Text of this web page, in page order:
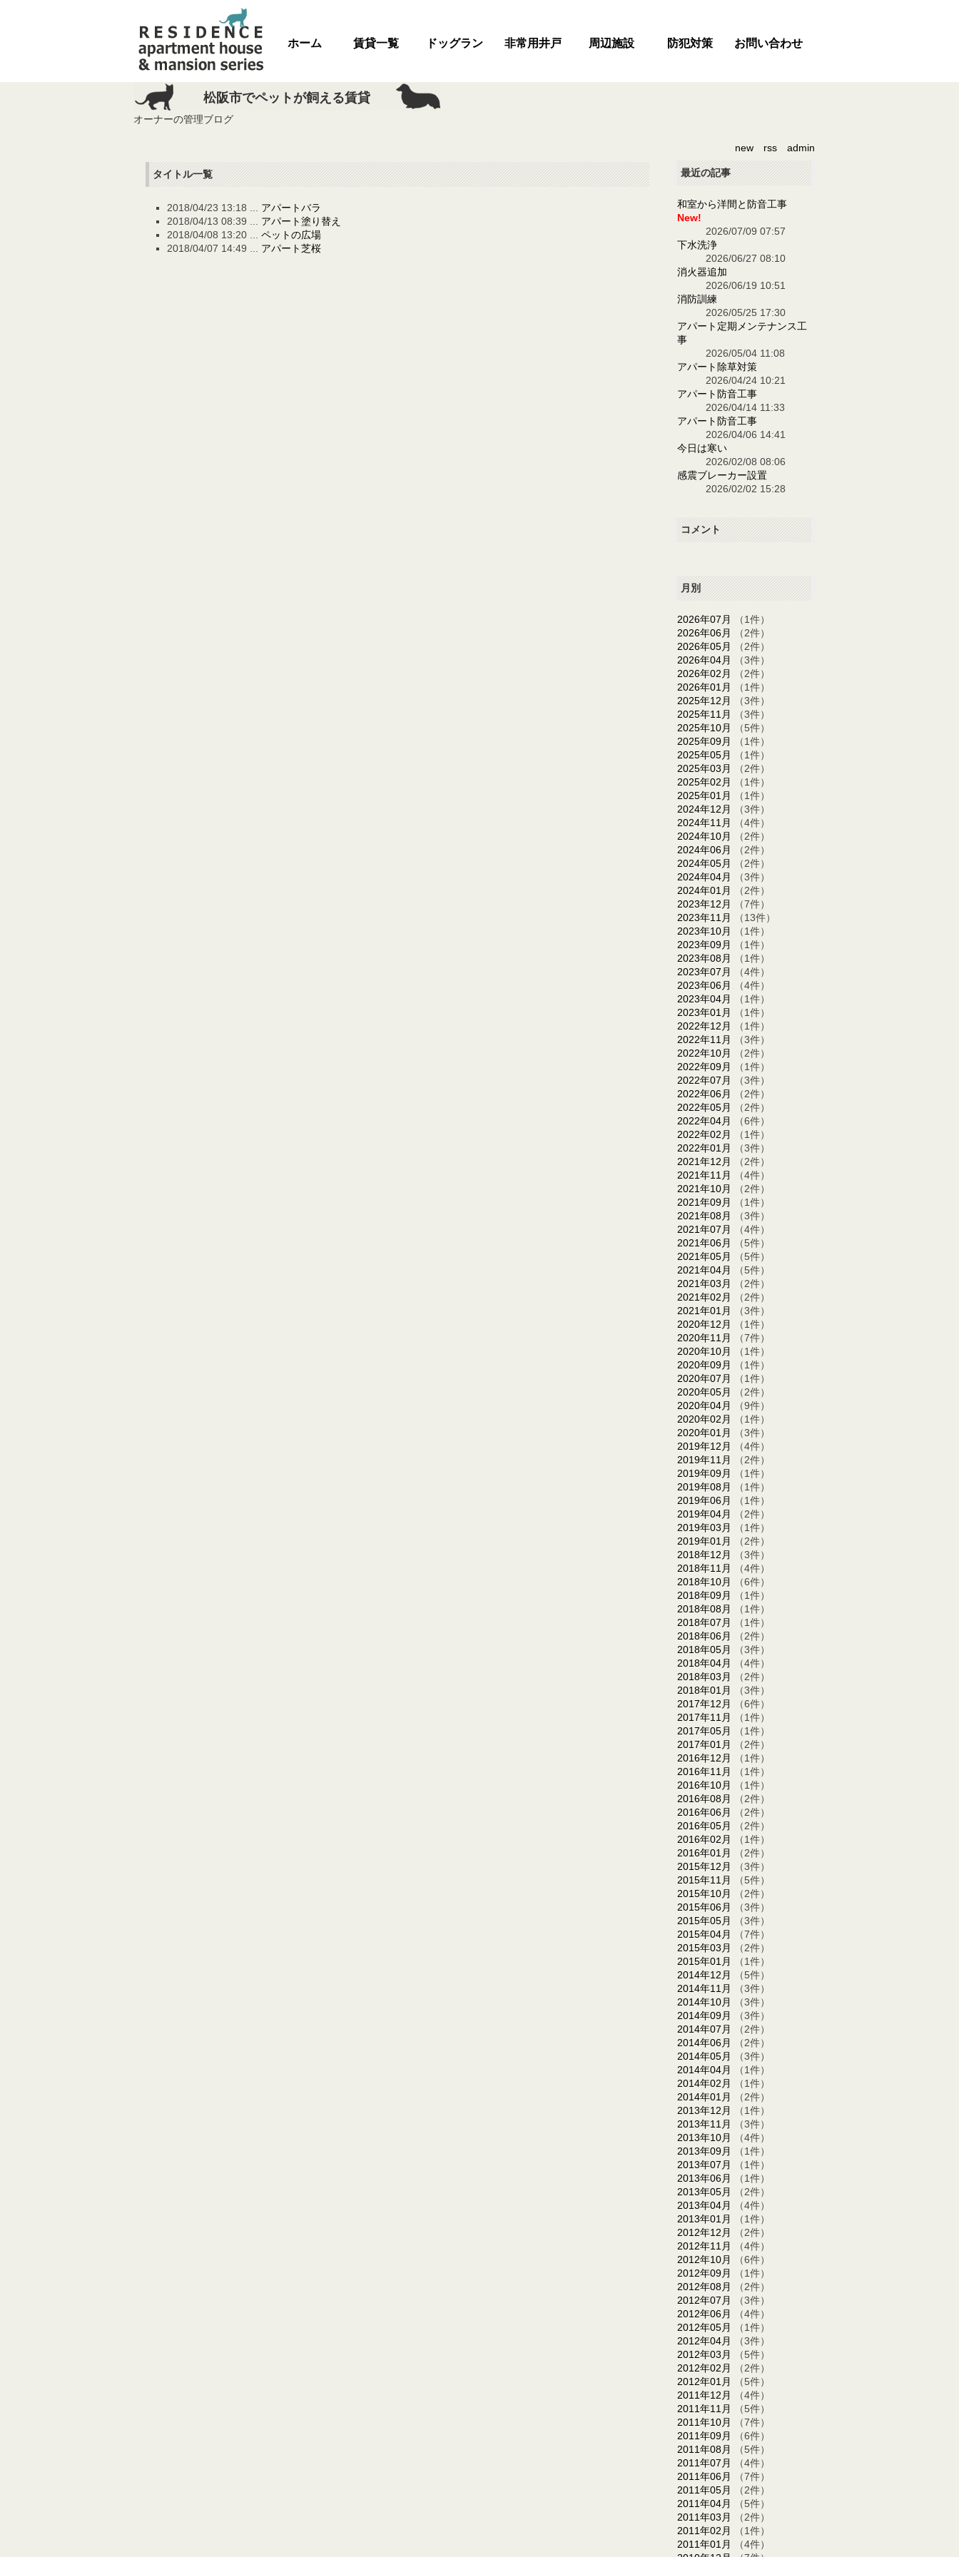
ホーム 賃貸一覧 ドッグラン 非常用井戸 周辺施設 防犯対策 お問い合わせ
松阪市でペットが飼える賃貸
オーナーの管理ブログ
new rss admin
タイトル一覧
2018/04/23 13:18 ... アパートバラ
2018/04/13 08:39 ... アパート塗り替え
2018/04/08 13:20 ... ペットの広場
2018/04/07 14:49 ... アパート芝桜
最近の記事
和室から洋間と防音工事
New!
2026/07/09 07:57
下水洗浄
2026/06/27 08:10
消火器追加
2026/06/19 10:51
消防訓練
2026/05/25 17:30
アパート定期メンテナンス工
事
2026/05/04 11:08
アパート除草対策
2026/04/24 10:21
アパート防音工事
2026/04/14 11:33
アパート防音工事
2026/04/06 14:41
今日は寒い
2026/02/08 08:06
感震ブレーカー設置
2026/02/02 15:28
コメント
月別
2026年07月
（1件）
2026年06月
（2件）
2026年05月
（2件）
2026年04月
（3件）
2026年02月
（2件）
2026年01月
（1件）
2025年12月
（3件）
2025年11月
（3件）
2025年10月
（5件）
2025年09月
（1件）
2025年05月
（1件）
2025年03月
（2件）
2025年02月
（1件）
2025年01月
（1件）
2024年12月
（3件）
2024年11月
（4件）
2024年10月
（2件）
2024年06月
（2件）
2024年05月
（2件）
2024年04月
（3件）
2024年01月
（2件）
2023年12月
（7件）
2023年11月
（13件）
2023年10月
（1件）
2023年09月
（1件）
2023年08月
（1件）
2023年07月
（4件）
2023年06月
（4件）
2023年04月
（1件）
2023年01月
（1件）
2022年12月
（1件）
2022年11月
（3件）
2022年10月
（2件）
2022年09月
（1件）
2022年07月
（3件）
2022年06月
（2件）
2022年05月
（2件）
2022年04月
（6件）
2022年02月
（1件）
2022年01月
（3件）
2021年12月
（2件）
2021年11月
（4件）
2021年10月
（2件）
2021年09月
（1件）
2021年08月
（3件）
2021年07月
（4件）
2021年06月
（5件）
2021年05月
（5件）
2021年04月
（5件）
2021年03月
（2件）
2021年02月
（2件）
2021年01月
（3件）
2020年12月
（1件）
2020年11月
（7件）
2020年10月
（1件）
2020年09月
（1件）
2020年07月
（1件）
2020年05月
（2件）
2020年04月
（9件）
2020年02月
（1件）
2020年01月
（3件）
2019年12月
（4件）
2019年11月
（2件）
2019年09月
（1件）
2019年08月
（1件）
2019年06月
（1件）
2019年04月
（2件）
2019年03月
（1件）
2019年01月
（2件）
2018年12月
（3件）
2018年11月
（4件）
2018年10月
（6件）
2018年09月
（1件）
2018年08月
（1件）
2018年07月
（1件）
2018年06月
（2件）
2018年05月
（3件）
2018年04月
（4件）
2018年03月
（2件）
2018年01月
（3件）
2017年12月
（6件）
2017年11月
（1件）
2017年05月
（1件）
2017年01月
（2件）
2016年12月
（1件）
2016年11月
（1件）
2016年10月
（1件）
2016年08月
（2件）
2016年06月
（2件）
2016年05月
（2件）
2016年02月
（1件）
2016年01月
（2件）
2015年12月
（3件）
2015年11月
（5件）
2015年10月
（2件）
2015年06月
（3件）
2015年05月
（3件）
2015年04月
（7件）
2015年03月
（2件）
2015年01月
（1件）
2014年12月
（5件）
2014年11月
（3件）
2014年10月
（3件）
2014年09月
（3件）
2014年07月
（2件）
2014年06月
（2件）
2014年05月
（3件）
2014年04月
（1件）
2014年02月
（1件）
2014年01月
（2件）
2013年12月
（1件）
2013年11月
（3件）
2013年10月
（4件）
2013年09月
（1件）
2013年07月
（1件）
2013年06月
（1件）
2013年05月
（2件）
2013年04月
（4件）
2013年01月
（1件）
2012年12月
（2件）
2012年11月
（4件）
2012年10月
（6件）
2012年09月
（1件）
2012年08月
（2件）
2012年07月
（3件）
2012年06月
（4件）
2012年05月
（1件）
2012年04月
（3件）
2012年03月
（5件）
2012年02月
（2件）
2012年01月
（5件）
2011年12月
（4件）
2011年11月
（5件）
2011年10月
（7件）
2011年09月
（6件）
2011年08月
（5件）
2011年07月
（4件）
2011年06月
（7件）
2011年05月
（2件）
2011年04月
（5件）
2011年03月
（2件）
2011年02月
（1件）
2011年01月
（4件）